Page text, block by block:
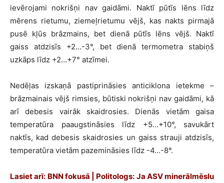
ievērojami nokrišņi nav gaidāmi. Naktī pūtīs lēns līdz
mērens rietumu, ziemeļrietumu vējš, kas nakts pirmajā
pusē kļūs brāzmains, bet dienā pūtīs lēns vējš. Naktī
gaiss atdzisīs +2…-3°, bet dienā termometra stabiņš
uzkāps līdz +2…+7° atzīmei.
Nedēļas izskaņā pastiprināsies anticiklona ietekme –
brāzmainais vējš rimsies, būtiski nokrišņi nav gaidāmi, kā
arī debesis vairāk skaidrosies. Dienās vietām gaisa
temperatūra paaugstināsies līdz +5…+10°, savukārt
naktīs, kad debesis skaidrosies un gaiss strauji atdzisīs,
temperatūra vietām pazemināsies līdz -4…-8°.
Lasiet arī: BNN fokusā | Politologs: Ja ASV minerālmēslu